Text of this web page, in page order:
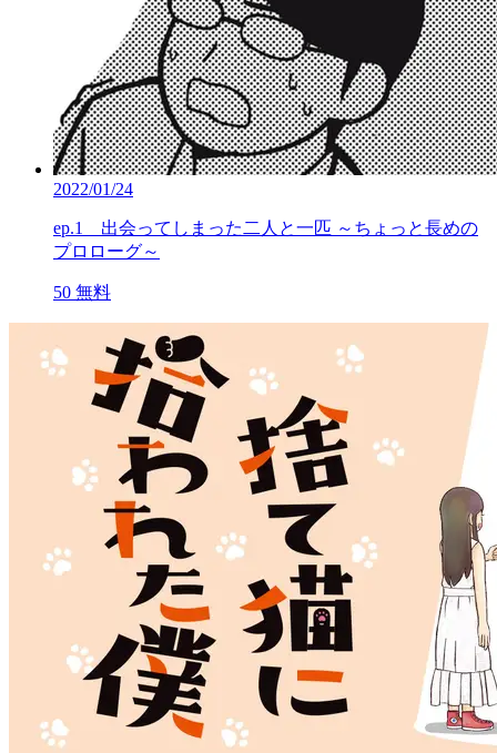
2022/01/24
ep.1 出会ってしまった二人と一匹 ～ちょっと長めの
プロローグ～
50 無料